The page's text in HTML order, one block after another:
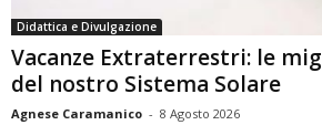
Didattica e Divulgazione
Vacanze Extraterrestri: le
del nostro Sistema Solare
Agnese Caramanico - 8 Agosto 2026